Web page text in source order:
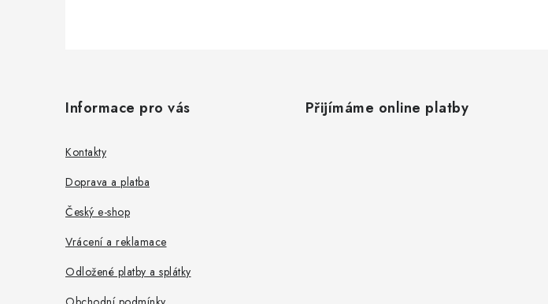
Informace pro vás
Kontakty
Doprava a platba
Český e-shop
Vrácení a reklamace
Odložené platby a splátky
Přijímáme online platby